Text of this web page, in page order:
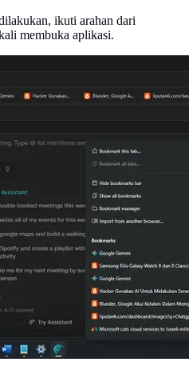
ikuti arahan dari
membuka aplikasi.